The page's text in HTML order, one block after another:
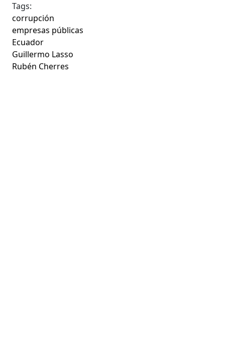
Tags:
corrupción
empresas públicas
Ecuador
Guillermo Lasso
Rubén Cherres